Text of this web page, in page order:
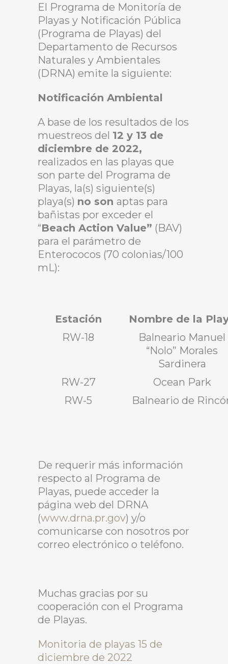
El Programa de Monitoría de
Playas y Notificación Pública
(Programa de Playas) del
Departamento de Recursos
Naturales y Ambientales
(DRNA) emite la siguiente:
Notificación Ambiental
A base de los resultados de los
muestreos del 12 y 13 de
diciembre de 2022,
realizados en las playas que
son parte del Programa de
Playas, la(s) siguiente(s)
playa(s) no son aptas para
bañistas por exceder el
“Beach Action Value” (BAV)
para el parámetro de
Enterococos (70 colonias/100
mL):
Estación
Nombre de la
RW-18
Balneario Manuel
“Nolo” Morales
Sardinera
RW-27
Ocean Park
RW-5
Balneario de
De requerir más información
respecto al Programa de
Playas, puede acceder la
página web del DRNA
(www.drna.pr.gov) y/o
comunicarse con nosotros por
correo electrónico o teléfono.
Muchas gracias por su
cooperación con el Programa
de Playas.
Monitoria de playas 15 de
diciembre de 2022